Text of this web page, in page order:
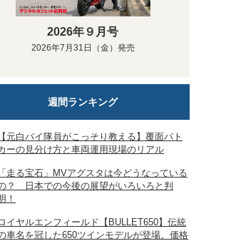
2026年９月号
2026年7月31日（金）発売
週間ランキング
【元白バイ隊員がこっそり教える】覆面パト
ーの見分け方と車両運用現場のリアル
「走る宝石」MVアグスタは今どうなっている
？ 日本での今後の展望がいろいろと判
！
イヤルエンフィールド【BULLET650】伝統
車名を冠した650ツインモデルが登場。価格